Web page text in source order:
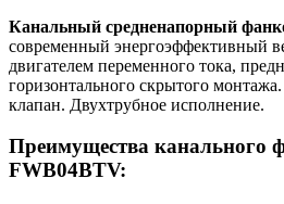
Канальный средненапорный
современный энергоэффективный
двигателем переменного тока,
горизонтального скрытого
клапан. Двухтрубное исполнение.
Преимущества канального
FWB04BTV: